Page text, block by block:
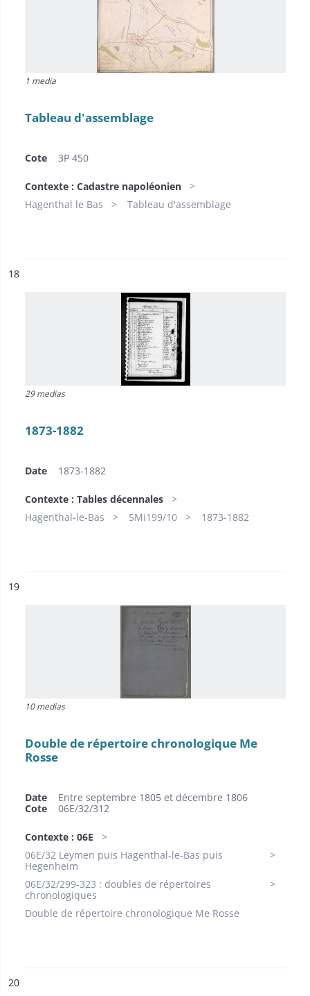
1 media
Tableau d'assemblage
Cote 3P 450
Contexte : Cadastre napoléonien
Hagenthal le Bas
Tableau d'assemblage
n°
18
29 medias
1873-1882
Date 1873-1882
Contexte : Tables décennales
Hagenthal-le-Bas
5Mi199/10 1873-1882
n°
19
10 medias
Double de répertoire chronologique Me
Rosse
Date
Entre septembre 1805 et décembre 1806
Cote
06E/32/312
Contexte : 06E
06E/32 Leymen puis Hagenthal-le-Bas puis
Hegenheim
06E/32/299-323 : doubles de répertoires
chronologiques
Double de répertoire chronologique Me Rosse
n°
20